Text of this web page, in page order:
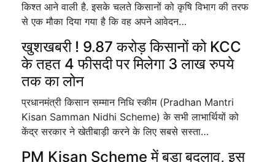
किश्त आने वाली है. इसके चलते किसानों को कृषि विभाग की तरफ
से एक मौका दिया गया है कि वह अपने आवेदन…
खुशखबरी ! 9.87 करोड़ किसानों को KCC
के तहत 4 फीसदी पर मिलेगा 3 लाख रुपये
तक का लोन
प्रधानमंत्री किसान सम्मान निधि स्कीम (Pradhan Mantri
Kisan Samman Nidhi Scheme) के सभी लाभार्थियों को
केंद्र सरकार ने खेतीबाड़ी करने के लिए सबसे सस्ता…
PM Kisan Scheme में बड़ा बदलाव, इस